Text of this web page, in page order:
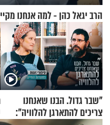
הרב יגאל כהן - למה אנחנו
"שבר גדול. הבנו שאנחנו
צריכים להתארגן להלוויה":